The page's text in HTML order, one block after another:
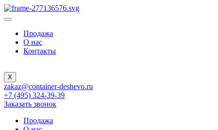
Продажа
О нас
Контакты
X
zakaz@container-deshevo.ru
+7 (495) 324-39-39
Заказать звонок
Продажа